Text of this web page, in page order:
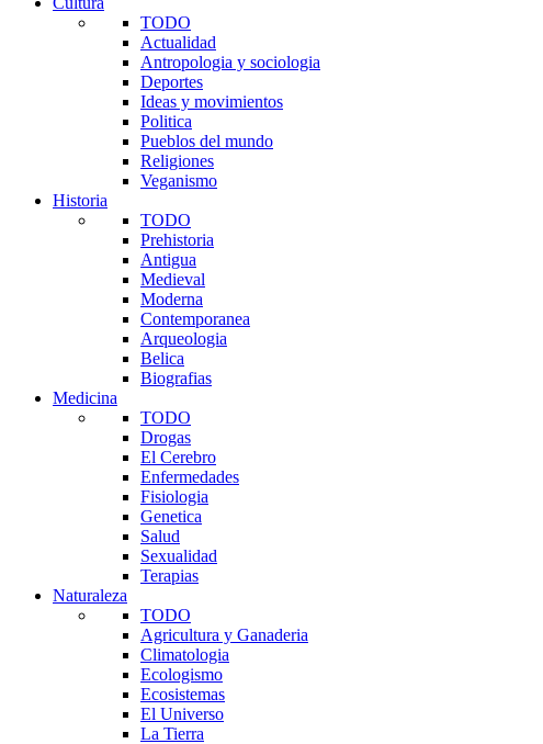
TODO
Actualidad
Antropologia y sociologia
Deportes
Ideas y movimientos
Politica
Pueblos del mundo
Religiones
Veganismo
Historia
TODO
Prehistoria
Antigua
Medieval
Moderna
Contemporanea
Arqueologia
Belica
Biografias
Medicina
TODO
Drogas
El Cerebro
Enfermedades
Fisiologia
Genetica
Salud
Sexualidad
Terapias
Naturaleza
TODO
Agricultura y Ganaderia
Climatologia
Ecologismo
Ecosistemas
El Universo
La Tierra